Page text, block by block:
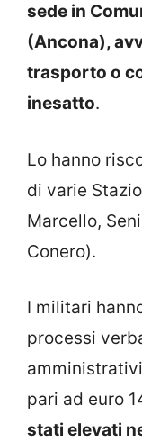
sede in
(Ancona),
trasporto o
inesatto.
Lo hanno
di varie
Marcello,
Conero).
I militari
processi
pari ad euro
stati elevati